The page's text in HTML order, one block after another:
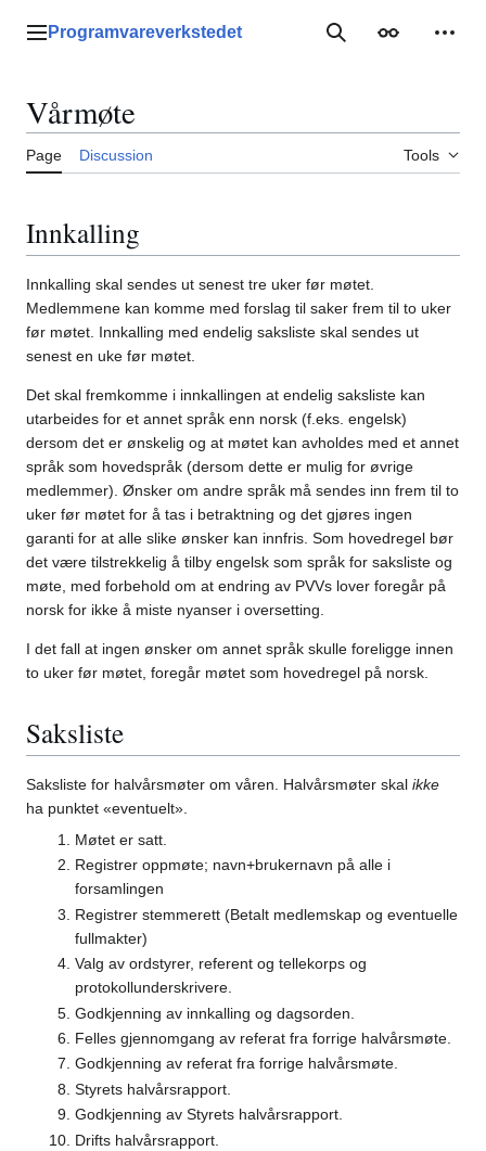
Main menu
Programvareverkstedet SearchAppearance
Vårmøte
Page Discussion Tools
Innkalling
Innkalling skal sendes ut senest tre uker før møtet.
Medlemmene kan komme med forslag til saker frem til to uker
før møtet. Innkalling med endelig saksliste skal sendes ut
senest en uke før møtet.
Det skal fremkomme i innkallingen at endelig saksliste kan
utarbeides for et annet språk enn norsk (f.eks. engelsk)
dersom det er ønskelig og at møtet kan avholdes med et annet
språk som hovedspråk (dersom dette er mulig for øvrige
medlemmer). Ønsker om andre språk må sendes inn frem til to
uker før møtet for å tas i betraktning og det gjøres ingen
garanti for at alle slike ønsker kan innfris. Som hovedregel bør
det være tilstrekkelig å tilby engelsk som språk for saksliste og
møte, med forbehold om at endring av PVVs lover foregår på
norsk for ikke å miste nyanser i oversetting.
I det fall at ingen ønsker om annet språk skulle foreligge innen
to uker før møtet, foregår møtet som hovedregel på norsk.
Saksliste
Saksliste for halvårsmøter om våren. Halvårsmøter skal ikke
ha punktet «eventuelt».
Møtet er satt.
Registrer oppmøte; navn+brukernavn på alle i
forsamlingen
Registrer stemmerett (Betalt medlemskap og eventuelle
fullmakter)
Valg av ordstyrer, referent og tellekorps og
protokollunderskrivere.
Godkjenning av innkalling og dagsorden.
Felles gjennomgang av referat fra forrige halvårsmøte.
Godkjenning av referat fra forrige halvårsmøte.
Styrets halvårsrapport.
Godkjenning av Styrets halvårsrapport.
Drifts halvårsrapport.